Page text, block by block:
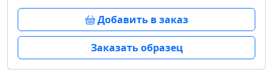
Добавить в заказ
Заказать образец